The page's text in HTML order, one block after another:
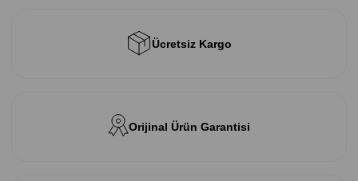
Ücretsiz Kargo
Orijinal Ürün Garantisi